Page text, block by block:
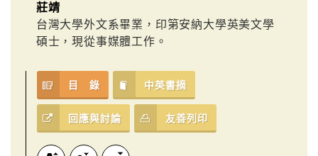
莊靖
台灣大學外文系畢業，印第安納大學英美文學
碩士，現從事媒體工作。
目 錄 中英書摘
回應與討論 友善列印